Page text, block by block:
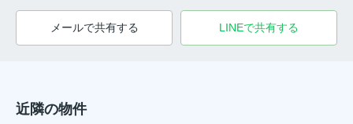
メールで共有する LINEで共有する
近隣の物件